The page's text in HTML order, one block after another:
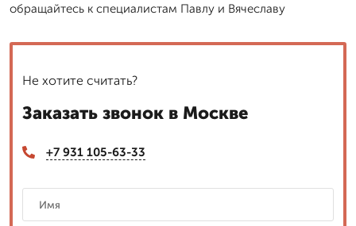
обращайтесь к специалистам Павлу и Вячеславу
Не хотите считать?
Заказать звонок в Москве
+7 931 105-63-33